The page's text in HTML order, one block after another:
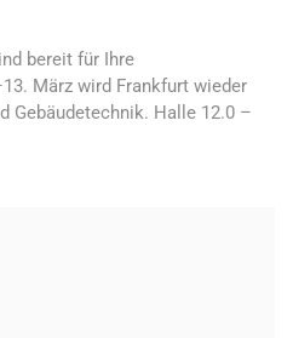
bereit für Ihre
März wird Frankfurt wieder
Gebäudetechnik. Halle 12.0 –